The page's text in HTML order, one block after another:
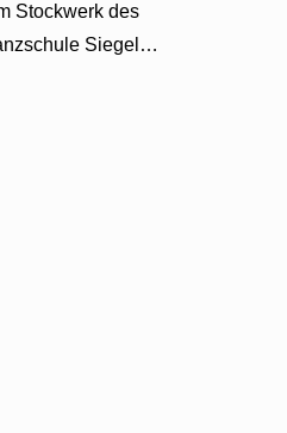
Stockwerk des
Siegel…